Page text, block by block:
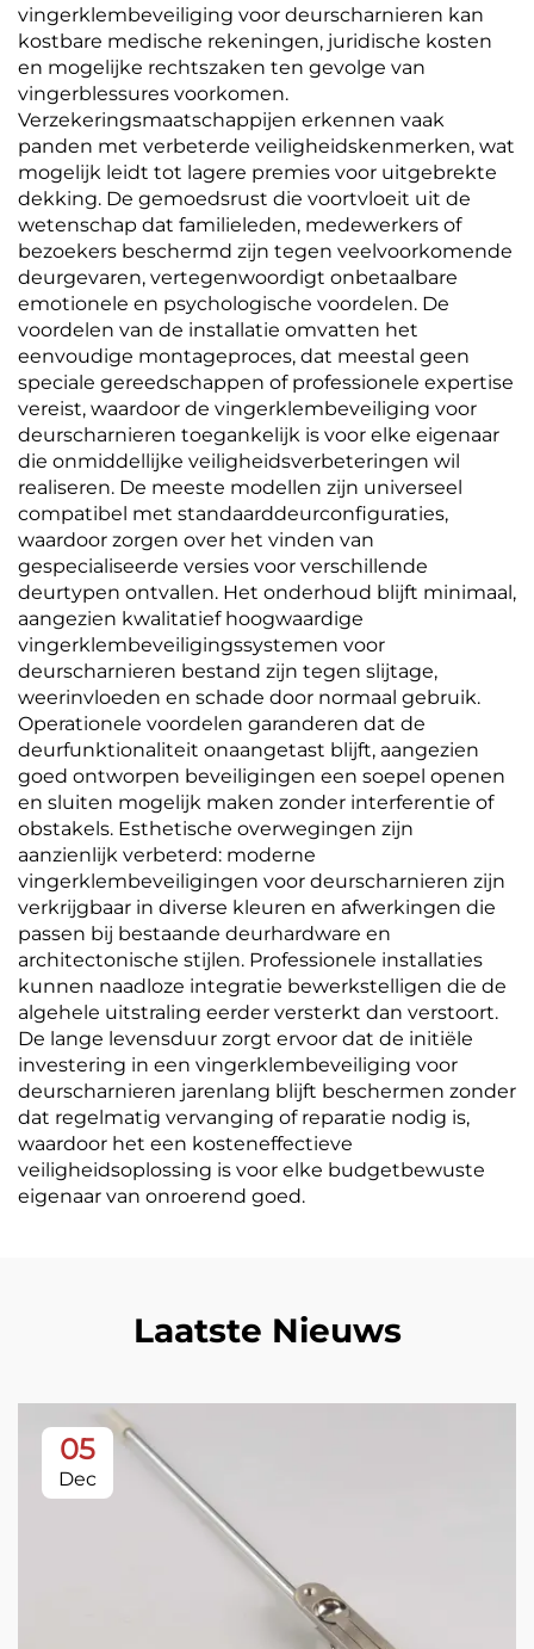
vingerklembeveiliging voor deurscharnieren kan
kostbare medische rekeningen, juridische kosten
en mogelijke rechtszaken ten gevolge van
vingerblessures voorkomen.
Verzekeringsmaatschappijen erkennen vaak
panden met verbeterde veiligheidskenmerken, wat
mogelijk leidt tot lagere premies voor uitgebrekte
dekking. De gemoedsrust die voortvloeit uit de
wetenschap dat familieleden, medewerkers of
bezoekers beschermd zijn tegen veelvoorkomende
deurgevaren, vertegenwoordigt onbetaalbare
emotionele en psychologische voordelen. De
voordelen van de installatie omvatten het
eenvoudige montageproces, dat meestal geen
speciale gereedschappen of professionele expertise
vereist, waardoor de vingerklembeveiliging voor
deurscharnieren toegankelijk is voor elke eigenaar
die onmiddellijke veiligheidsverbeteringen wil
realiseren. De meeste modellen zijn universeel
compatibel met standaarddeurconfiguraties,
waardoor zorgen over het vinden van
gespecialiseerde versies voor verschillende
deurtypen ontvallen. Het onderhoud blijft minimaal,
aangezien kwalitatief hoogwaardige
vingerklembeveiligingssystemen voor
deurscharnieren bestand zijn tegen slijtage,
weerinvloeden en schade door normaal gebruik.
Operationele voordelen garanderen dat de
deurfunktionaliteit onaangetast blijft, aangezien
goed ontworpen beveiligingen een soepel openen
en sluiten mogelijk maken zonder interferentie of
obstakels. Esthetische overwegingen zijn
aanzienlijk verbeterd: moderne
vingerklembeveiligingen voor deurscharnieren zijn
verkrijgbaar in diverse kleuren en afwerkingen die
passen bij bestaande deurhardware en
architectonische stijlen. Professionele installaties
kunnen naadloze integratie bewerkstelligen die de
algehele uitstraling eerder versterkt dan verstoort.
De lange levensduur zorgt ervoor dat de initiële
investering in een vingerklembeveiliging voor
deurscharnieren jarenlang blijft beschermen zonder
dat regelmatig vervanging of reparatie nodig is,
waardoor het een kosteneffectieve
veiligheidsoplossing is voor elke budgetbewuste
eigenaar van onroerend goed.
Laatste Nieuws
05
Dec